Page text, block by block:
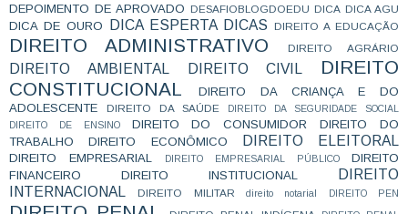
DEPOIMENTO DE APROVADO DESAFIOBLOGDOEDU DICA DICA AGU
DICA DE OURO DICA ESPERTA DICAS DIREITO A EDUCAÇÃO
DIREITO ADMINISTRATIVO DIREITO AGRÁRIO
DIREITO AMBIENTAL DIREITO CIVIL
DIREITO
CONSTITUCIONAL
DIREITO DA CRIANÇA E DO
ADOLESCENTE
DIREITO DA SAÚDE
DIREITO DA SEGURIDADE SOCIAL
DIREITO DE ENSINO
DIREITO DO CONSUMIDOR
DIREITO DO
TRABALHO
DIREITO ECONÔMICO DIREITO ELEITORAL
DIREITO EMPRESARIAL DIREITO EMPRESARIAL PÚBLICO
DIREITO
FINANCEIRO
DIREITO INSTITUCIONAL
DIREITO
INTERNACIONAL
DIREITO MILITAR direito notarial DIREITO PEN